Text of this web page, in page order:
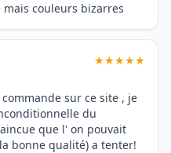
couleurs bizarres
★★★★★
sur ce site , je
du
que l' on pouvait
bonne qualité) a tenter!